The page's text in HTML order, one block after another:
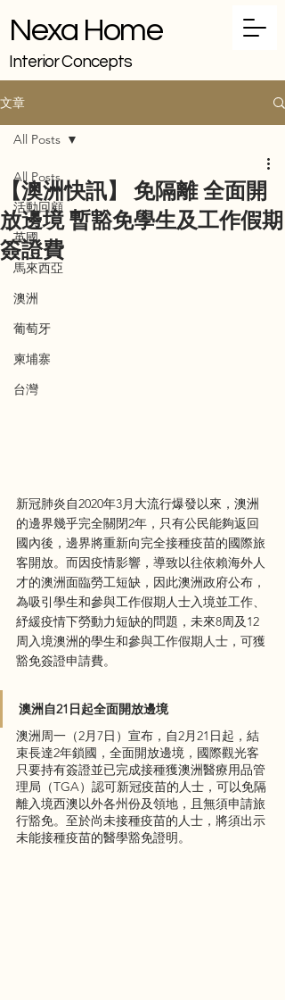
Nexa Home
Interior Concepts
文章
All Posts
活動回顧
英國
馬來西亞
澳洲
葡萄牙
柬埔寨
台灣
All Posts
【澳洲快訊】 免隔離 全面開
放邊境 暫豁免學生及工作假期
簽證費
新冠肺炎自2020年3月大流行爆發以來，澳洲
的邊界幾乎完全關閉2年，只有公民能夠返回
國內後，邊界將重新向完全接種疫苗的國際旅
客開放。而因疫情影響，導致以往依賴海外人
才的澳洲面臨勞工短缺，因此澳洲政府公布，
為吸引學生和參與工作假期人士入境並工作、
紓緩疫情下勞動力短缺的問題，未來8周及12
周入境澳洲的學生和參與工作假期人士，可獲
豁免簽證申請費。
澳洲自21日起全面開放邊境
澳洲周一（2月7日）宣布，自2月21日起，結
束長達2年鎖國，全面開放邊境，國際觀光客
只要持有簽證並已完成接種獲澳洲醫療用品管
理局（TGA）認可新冠疫苗的人士，可以免隔
離入境西澳以外各州份及領地，且無須申請旅
行豁免。至於尚未接種疫苗的人士，將須出示
未能接種疫苗的醫學豁免證明。